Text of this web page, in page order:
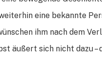
eine bekannte
ihm nach dem
äußert sich nicht dazu –